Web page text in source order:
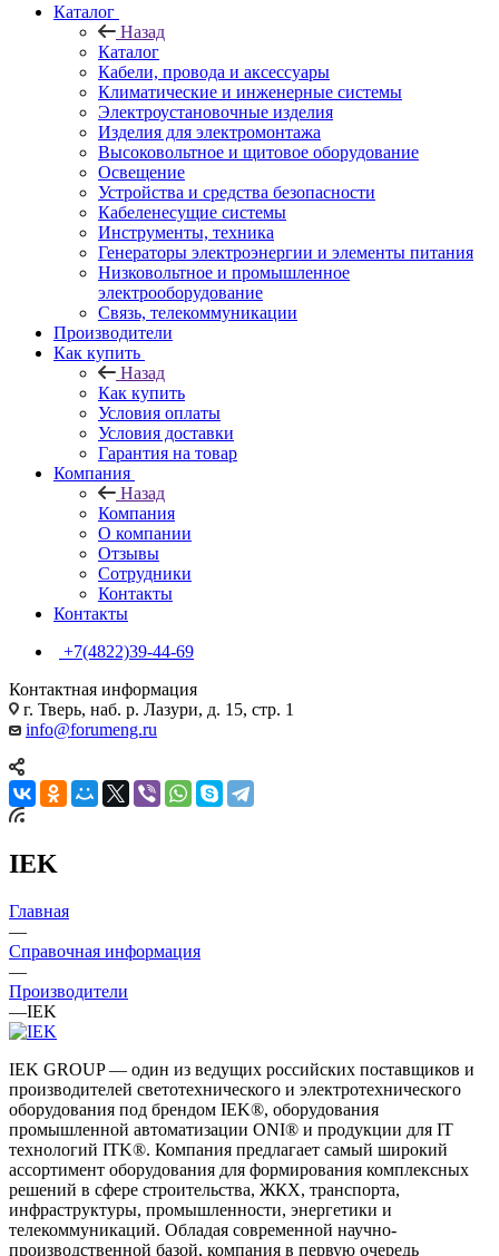
Каталог
Назад
Каталог
Кабели, провода и аксессуары
Климатические и инженерные системы
Электроустановочные изделия
Изделия для электромонтажа
Высоковольтное и щитовое оборудование
Освещение
Устройства и средства безопасности
Кабеленесущие системы
Инструменты, техника
Генераторы электроэнергии и элементы питания
Низковольтное и промышленное
электрооборудование
Связь, телекоммуникации
Производители
Как купить
Назад
Как купить
Условия оплаты
Условия доставки
Гарантия на товар
Компания
Назад
Компания
О компании
Отзывы
Сотрудники
Контакты
Контакты
+7(4822)39-44-69
Контактная информация
г. Тверь, наб. р. Лазури, д. 15, стр. 1
info@forumeng.ru
IEK
Главная
—
Справочная информация
—
Производители
—IEK
IEK GROUP — один из ведущих российских поставщиков и
производителей светотехнического и электротехнического
оборудования под брендом IEK®, оборудования
промышленной автоматизации ONI® и продукции для IT
технологий ITK®. Компания предлагает самый широкий
ассортимент оборудования для формирования комплексных
решений в сфере строительства, ЖКХ, транспорта,
инфраструктуры, промышленности, энергетики и
телекоммуникаций. Обладая современной научно-
производственной базой, компания в первую очередь